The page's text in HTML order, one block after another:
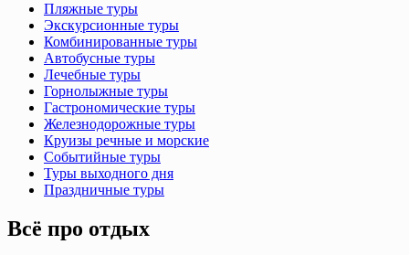
Пляжные туры
Экскурсионные туры
Комбинированные туры
Автобусные туры
Лечебные туры
Горнолыжные туры
Гастрономические туры
Железнодорожные туры
Круизы речные и морские
Событийные туры
Туры выходного дня
Праздничные туры
Всё про отдых